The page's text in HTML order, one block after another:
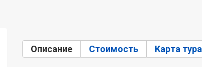
Описание (активная вкладка)
Стоимость Карта тура